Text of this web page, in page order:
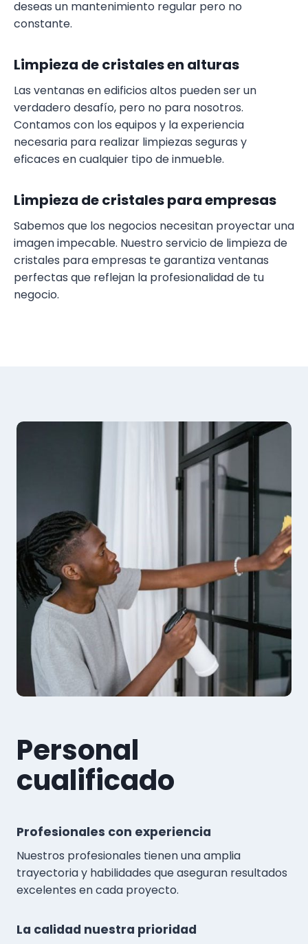
deseas un mantenimiento regular pero no
constante.
Limpieza de cristales en alturas
Las ventanas en edificios altos pueden ser un
verdadero desafío, pero no para nosotros.
Contamos con los equipos y la experiencia
necesaria para realizar limpiezas seguras y
eficaces en cualquier tipo de inmueble.
Limpieza de cristales para empresas
Sabemos que los negocios necesitan proyectar una
imagen impecable. Nuestro servicio de limpieza de
cristales para empresas te garantiza ventanas
perfectas que reflejan la profesionalidad de tu
negocio.
Personal
cualificado
Profesionales con experiencia
Nuestros profesionales tienen una amplia
trayectoria y habilidades que aseguran resultados
excelentes en cada proyecto.
La calidad nuestra prioridad